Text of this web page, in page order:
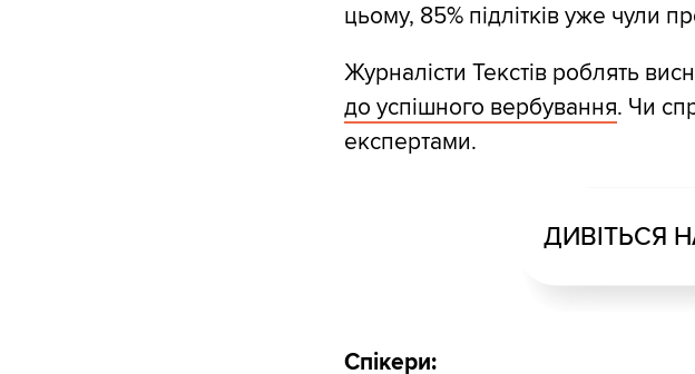
цьому, 85% підлітків уже чули
Журналісти Текстів роблять
до успішного вербування. Чи
експертами.
ДИВІТЬСЯ
Спікери: